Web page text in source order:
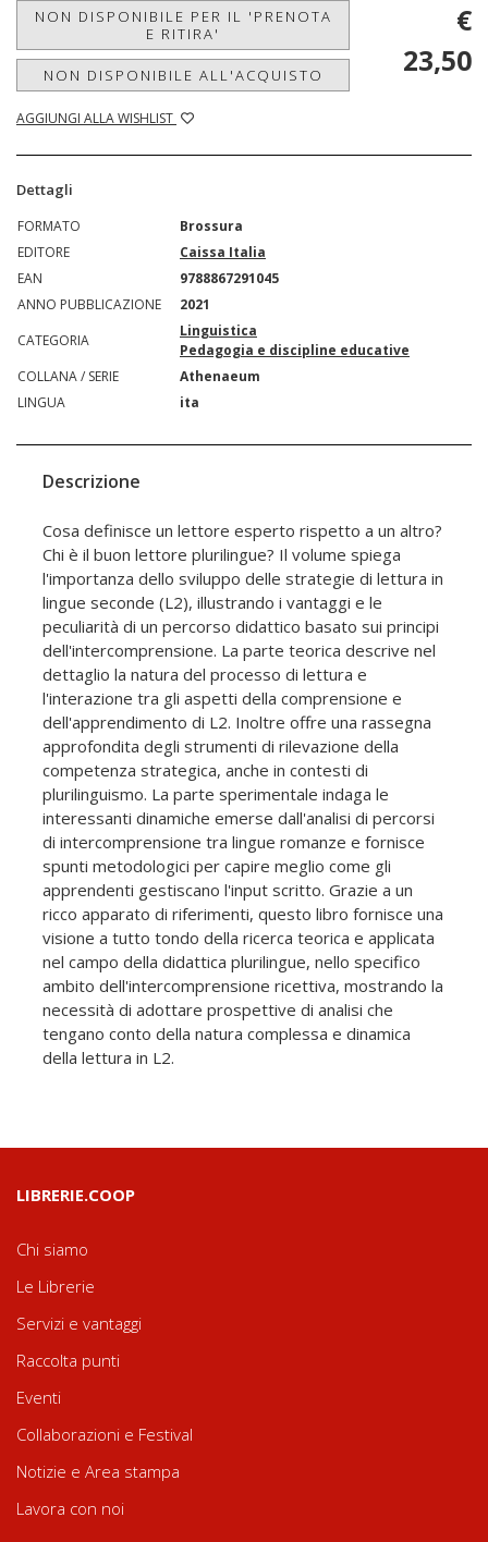
NON DISPONIBILE PER IL 'PRENOTA
E RITIRA'
NON DISPONIBILE ALL'ACQUISTO
AGGIUNGI ALLA WISHLIST
€
23,50
Dettagli
FORMATO
Brossura
EDITORE
Caissa Italia
EAN
9788867291045
ANNO PUBBLICAZIONE
2021
CATEGORIA
Linguistica
Pedagogia e discipline educative
COLLANA / SERIE
Athenaeum
LINGUA
ita
Descrizione
Cosa definisce un lettore esperto rispetto a un altro?
Chi è il buon lettore plurilingue? Il volume spiega
l'importanza dello sviluppo delle strategie di lettura in
lingue seconde (L2), illustrando i vantaggi e le
peculiarità di un percorso didattico basato sui principi
dell'intercomprensione. La parte teorica descrive nel
dettaglio la natura del processo di lettura e
l'interazione tra gli aspetti della comprensione e
dell'apprendimento di L2. Inoltre offre una rassegna
approfondita degli strumenti di rilevazione della
competenza strategica, anche in contesti di
plurilinguismo. La parte sperimentale indaga le
interessanti dinamiche emerse dall'analisi di percorsi
di intercomprensione tra lingue romanze e fornisce
spunti metodologici per capire meglio come gli
apprendenti gestiscano l'input scritto. Grazie a un
ricco apparato di riferimenti, questo libro fornisce una
visione a tutto tondo della ricerca teorica e applicata
nel campo della didattica plurilingue, nello specifico
ambito dell'intercomprensione ricettiva, mostrando la
necessità di adottare prospettive di analisi che
tengano conto della natura complessa e dinamica
della lettura in L2.
LIBRERIE.COOP
Chi siamo
Le Librerie
Servizi e vantaggi
Raccolta punti
Eventi
Collaborazioni e Festival
Notizie e Area stampa
Lavora con noi